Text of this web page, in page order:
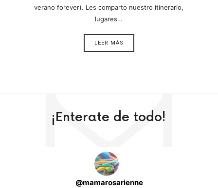
verano forever). Les comparto nuestro itinerario,
lugares…
LEER MÁS
¡Enterate de todo!
@mamarosarienne